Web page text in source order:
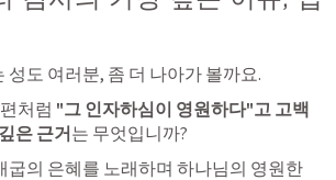
성도 여러분, 좀 더 나아가 볼까요.
처럼 "그 인자하심이 영원하다"고 고백
은 근거는 무엇입니까?
굽의 은혜를 노래하며 하나님의 영원한